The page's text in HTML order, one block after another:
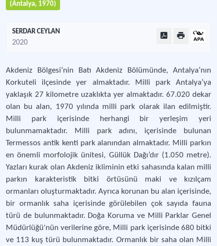
(Antalya, 1970)
SERDAR CEYLAN
2020
Akdeniz Bölgesi’nin Batı Akdeniz Bölümünde, Antalya’nın
Korkuteli ilçesinde yer almaktadır. Milli park Antalya’ya
yaklaşık 27 kilometre uzaklıkta yer almaktadır. 67.020 dekar
olan bu alan, 1970 yılında milli park olarak ilan edilmiştir.
Milli park içerisinde herhangi bir yerleşim yeri
bulunmamaktadır. Milli park adını, içerisinde bulunan
Termessos antik kenti park alanından almaktadır. Milli parkın
en önemli morfolojik ünitesi, Güllük Dağı’dır (1.050 metre).
Yazları kurak olan Akdeniz ikliminin etki sahasında kalan milli
parkın karakteristik bitki örtüsünü maki ve kızılçam
ormanları oluşturmaktadır. Ayrıca korunan bu alan içerisinde,
bir ormanlık saha içerisinde görülebilen çok sayıda fauna
türü de bulunmaktadır. Doğa Koruma ve Milli Parklar Genel
Müdürlüğü'nün verilerine göre, Milli park içerisinde 680 bitki
ve 113 kuş türü bulunmaktadır. Ormanlık bir saha olan Milli